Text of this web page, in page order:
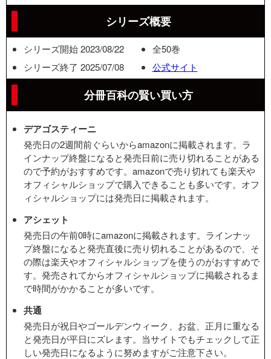
シリーズ概要
シリーズ開始 2023/08/22
シリーズ終了 2025/07/08
全50巻
公式サイト
分冊百科の賢い買い方
デアゴスティーニ
発売日の2週間前ぐらいからamazonに掲載されます。ラ
インナップ終盤になると発売日前に売り切れることがある
ので予約がおすすめです。amazonで売り切れても楽天や
オフィシャルショップで購入できることも多いです。オフ
ィシャルショップには発売日に掲載されます。
アシェット
発売日の午前0時にamazonに掲載されます。ラインナッ
プ終盤になると発売直後に売り切れることがあるので、そ
の際は楽天やオフィシャルショップを使うのがおすすめで
す。発売されてからオフィシャルショップに掲載されるま
で時間がかかることが多いです。
共通
発売日が祝日やゴールデンウィーク、お盆、正月に重なる
と発売日が平日にズレます。当サイトでもチェックして正
しい発売日になるように努めますがご注意下さい。